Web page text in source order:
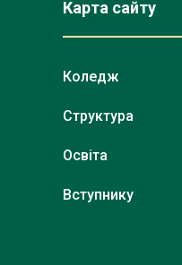
Карта сайту
Коледж
Структура
Освіта
Вступнику